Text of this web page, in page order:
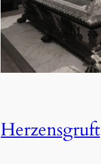
Herzensgruft